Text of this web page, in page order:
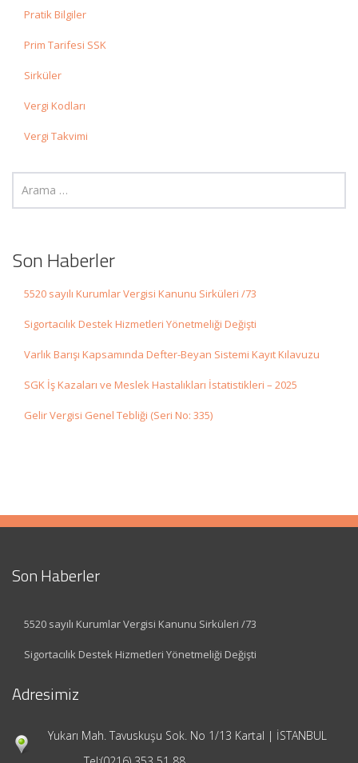
Pratik Bilgiler
Prim Tarifesi SSK
Sirküler
Vergi Kodları
Vergi Takvimi
Son Haberler
5520 sayılı Kurumlar Vergisi Kanunu Sirküleri /73
Sigortacılık Destek Hizmetleri Yönetmeliği Değişti
Varlık Barışı Kapsamında Defter-Beyan Sistemi Kayıt Kılavuzu
SGK İş Kazaları ve Meslek Hastalıkları İstatistikleri – 2025
Gelir Vergisi Genel Tebliği (Seri No: 335)
Son Haberler
5520 sayılı Kurumlar Vergisi Kanunu Sirküleri /73
Sigortacılık Destek Hizmetleri Yönetmeliği Değişti
Adresimiz
Yukarı Mah. Tavuskuşu Sok. No 1/13 Kartal | İSTANBUL